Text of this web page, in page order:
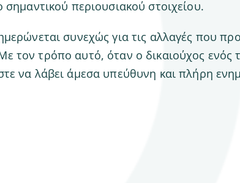
περιουσιακού στοιχείου.
συνεχώς για τις αλλαγές που
τρόπο αυτό, όταν ο δικαιούχος ενός
να λάβει άμεσα υπεύθυνη και πλήρη